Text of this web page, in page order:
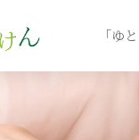
「ゆ